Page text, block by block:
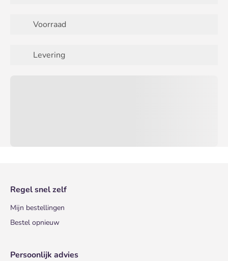
Voorraad
Levering
Regel snel zelf
Mijn bestellingen
Bestel opnieuw
Persoonlijk advies